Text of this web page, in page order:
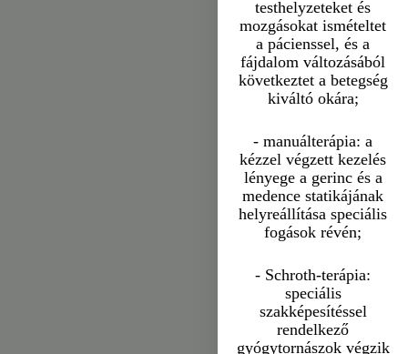
testhelyzeteket és
mozgásokat ismételtet
a pácienssel, és a
fájdalom változásából
következtet a betegség
kiváltó okára;
- manuálterápia: a
kézzel végzett kezelés
lényege a gerinc és a
medence statikájának
helyreállítása speciális
fogások révén;
- Schroth-terápia:
speciális
szakképesítéssel
rendelkező
gyógytornászok végzik